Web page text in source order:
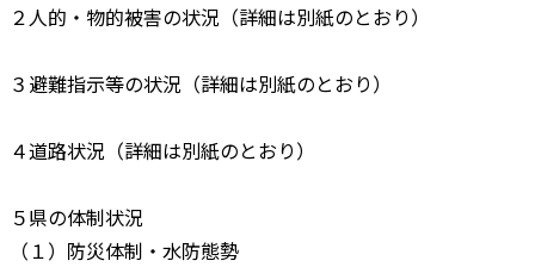
２人的・物的被害の状況（詳細は別紙のとおり）
３避難指示等の状況（詳細は別紙のとおり）
４道路状況（詳細は別紙のとおり）
５県の体制状況
（１）防災体制・水防態勢